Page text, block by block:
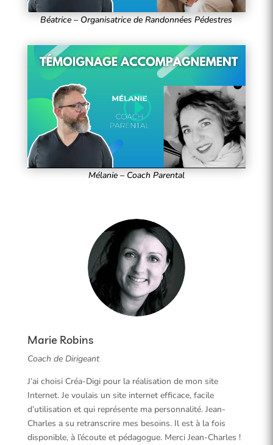
Béatrice – Organisatrice de Randonnées Pédestres
Mélanie – Coach Parental
Marie Robins
Coach de Dirigeant
J’ai choisi Créa-Digi pour la réalisation de mon site
Internet. Je voulais un site internet efficace, facile
d’utilisation et qui représente ma personnalité. Jean-
Charles a su retranscrire mes besoins. Il est à la fois
disponible, à l’écoute et pédagogue. Merci Jean-Charles !